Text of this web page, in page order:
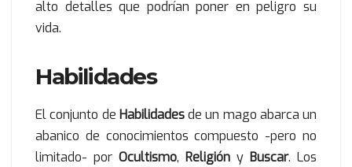
alto detalles que podrían poner en peligro su
vida.
Habilidades
El conjunto de Habilidadesde un mago abarca un
abanico de conocimientos compuesto -pero no
limitado- por Ocultismo, Religión y Buscar. Los